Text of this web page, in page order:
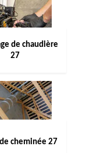
de chaudière
27
cheminée 27